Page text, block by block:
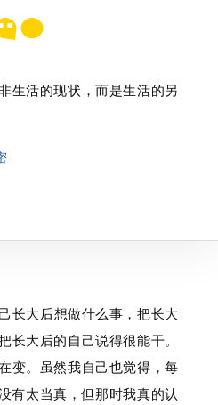
生活的现状，而是生活的另
长大后想做什么事，把长大
长大后的自己说得很能干。
变。虽然我自己也觉得，每
有太当真，但那时我真的认